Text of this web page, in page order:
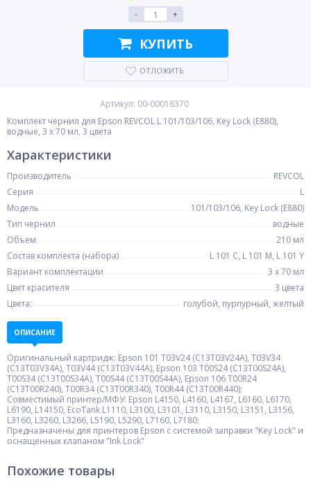
-
+
КУПИТЬ
ОТЛОЖИТЬ
Артикул: 00-00018370
Комплект чернил для Epson REVCOL L 101/103/106, Key Lock (E880),
водные, 3 x 70 мл, 3 цвета
Характеристики
Производитель
REVCOL
Серия
L
Модель
101/103/106, Key Lock (E880)
Тип чернил
водные
Объем
210 мл
Состав комплекта (набора)
L 101 C, L 101 M, L 101 Y
Вариант комплектации
3 x 70 мл
Цвет красителя
3 цвета
Цвета:
голубой, пурпурный, желтый
ОПИСАНИЕ
Оригинальный картридж: Epson 101 T03V24 (C13T03V24A), T03V34
(C13T03V34A), T03V44 (C13T03V44A), Epson 103 T00S24 (C13T00S24A),
T00S34 (C13T00S34A), T00S44 (C13T00S44A), Epson 106 T00R24
(C13T00R240), T00R34 (C13T00R340), T00R44 (C13T00R440);
Совместимый принтер/МФУ: Epson L4150, L4160, L4167, L6160, L6170,
L6190, L14150, EcoTank L1110, L3100, L3101, L3110, L3150, L3151, L3156,
L3160, L3260, L3266, L5190, L5290, L7160, L7180;
Предназначены для принтеров Epson c системой заправки "Key Lock" и
оснащенных клапаном "Ink Lock"
Похожие товары